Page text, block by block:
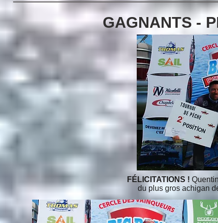
GAGNANTS -
FÉLICITATIONS !
du plus gros achigan